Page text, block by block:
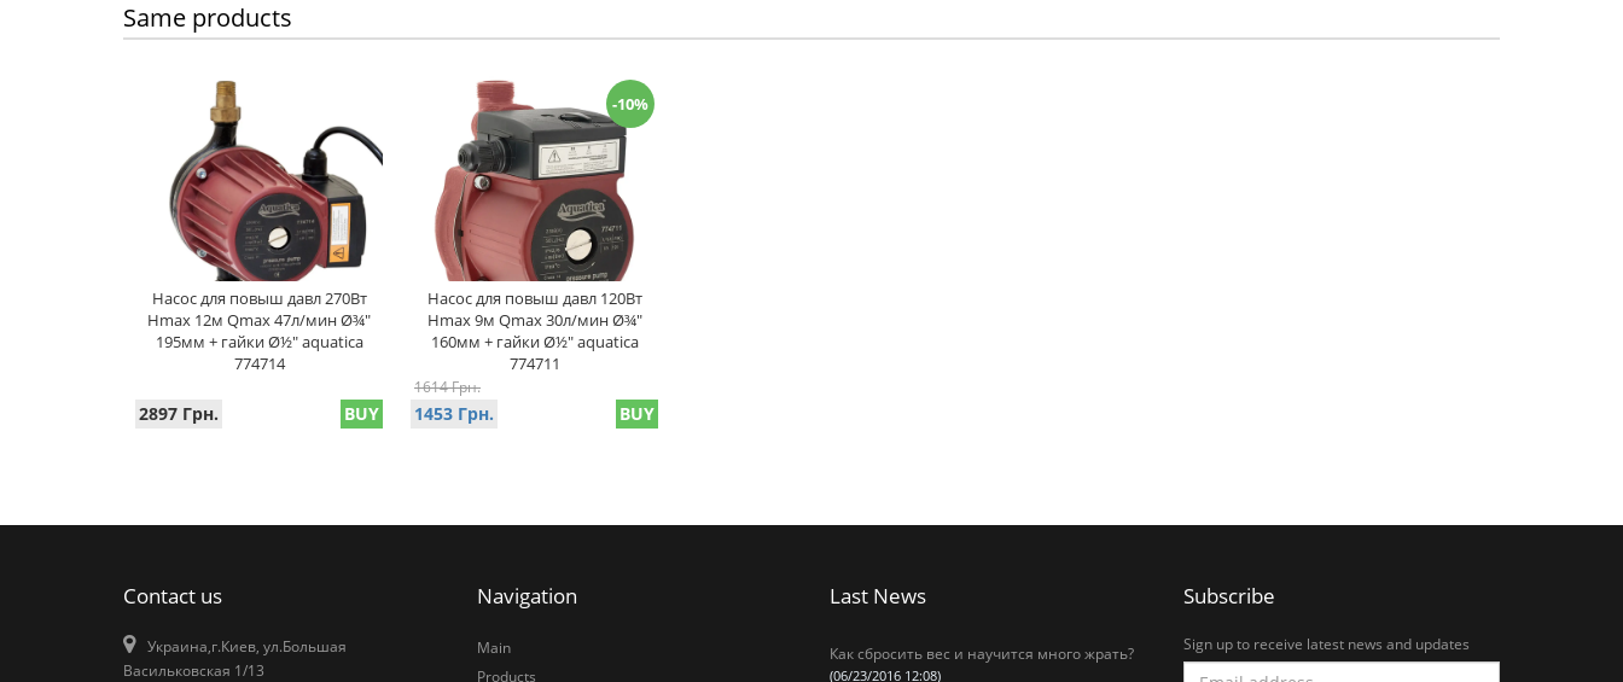
Same products
Насос для повыш давл 270Вт
Hmax 12м Qmax 47л/мин Ø¾"
195мм + гайки Ø½" aquatica
774714
2897 Грн. BUY
Насос для повыш давл 120Вт
Hmax 9м Qmax 30л/мин Ø¾"
160мм + гайки Ø½" aquatica
774711
1614 Грн.
1453 Грн.
-10%
BUY
Contact us
Украина,г.Киев, ул.Большая
Васильковская 1/13
Navigation
Main
Products
Last News
Как сбросить вес и научится много жрать?
(06/23/2016 12:08)
Subscribe
Sign up to receive latest news and updates